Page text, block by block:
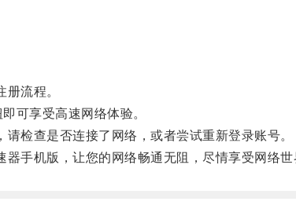
流程。
可享受高速网络体验。
检查是否连接了网络，或者尝试重新登录账号。
机版，让您的网络畅通无阻，尽情享受网络世